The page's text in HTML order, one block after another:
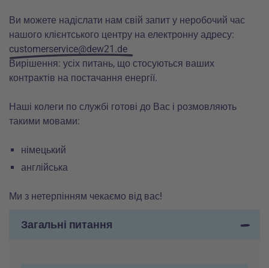
Ви можете надіслати нам свій запит у неробочий час
нашого клієнтського центру на електронну адресу:
customerservice@dew21.de
Вирішення: усіх питань, що стосуються ваших
контрактів на постачання енергії.
Наші колеги по службі готові до Вас і розмовляють
такими мовами:
німецький
англійська
Ми з нетерпінням чекаємо від вас!
Загальні питання